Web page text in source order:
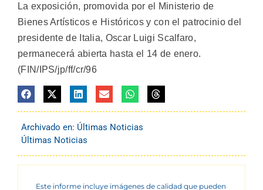
La exposición, promovida por el Ministerio de
Bienes Artísticos e Históricos y con el patrocinio del
presidente de Italia, Oscar Luigi Scalfaro,
permanecerá abierta hasta el 14 de enero.
(FIN/IPS/jp/ff/cr/96
Archivado en: Últimas Noticias
Últimas Noticias
Este informe incluye imágenes de calidad que pueden